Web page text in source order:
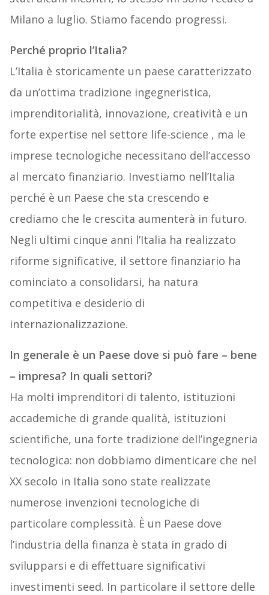
Milano a luglio. Stiamo facendo progressi.
Perché proprio l’Italia?
L’Italia è storicamente un paese caratterizzato
da un’ottima tradizione ingegneristica,
imprenditorialità, innovazione, creatività e un
forte expertise nel settore life-science , ma le
imprese tecnologiche necessitano dell’accesso
al mercato finanziario. Investiamo nell’Italia
perché è un Paese che sta crescendo e
crediamo che le crescita aumenterà in futuro.
Negli ultimi cinque anni l’Italia ha realizzato
riforme significative, il settore finanziario ha
cominciato a consolidarsi, ha natura
competitiva e desiderio di
internazionalizzazione.
In generale è un Paese dove si può fare – bene
– impresa? In quali settori?
Ha molti imprenditori di talento, istituzioni
accademiche di grande qualità, istituzioni
scientifiche, una forte tradizione dell’ingegneria
tecnologica: non dobbiamo dimenticare che nel
XX secolo in Italia sono state realizzate
numerose invenzioni tecnologiche di
particolare complessità. È un Paese dove
l’industria della finanza è stata in grado di
svilupparsi e di effettuare significativi
investimenti seed. In particolare il settore delle